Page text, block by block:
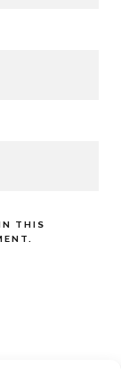
THIS